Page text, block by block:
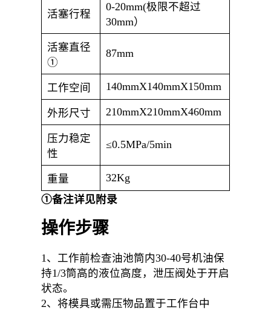
活塞行程
0-20mm(极限不超过
30mm）
活塞直径
①
87mm
工作空间 140mmX140mmX150mm
外形尺寸 210mmX210mmX460mm
压力稳定
性
≤0.5MPa/5min
重量
32Kg
①备注详见附录
操作步骤
1、工作前检查油池筒内30-40号机油保
持1/3筒高的液位高度，泄压阀处于开启
状态。
2、将模具或需压物品置于工作台中